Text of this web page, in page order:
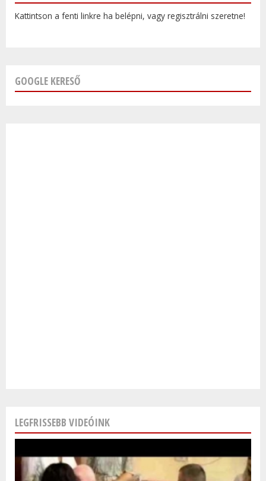
Kattintson a fenti linkre ha belépni, vagy regisztrálni szeretne!
GOOGLE KERESŐ
LEGFRISSEBB VIDEÓINK